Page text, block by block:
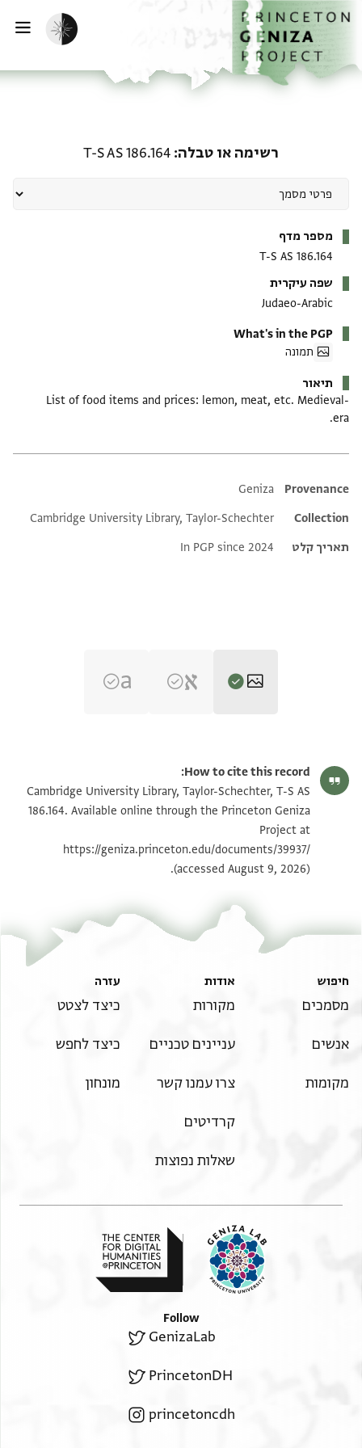
לתוכןהבית
הפעלת מצב כהה
רשימה או טבלה T-S AS 186.164
מספר מדף
T-S AS 186.164
שפה עיקרית
Judaeo-Arabic
What's in the PGP
תמונה
תיאור
List of food items and prices: lemon, meat, etc. Medieval-
era.
Additional metadata
Provenance
Geniza
Collection
Cambridge University Library, Taylor-Schechter
תאריך קלט
In PGP since 2024
T-S AS 186.164 1v הגדל וסובב
תנאי היתר שימוש בתצלום
How to cite this record:
Cambridge University Library, Taylor-Schechter, T-S AS
186.164. Available online through the Princeton Geniza
Project at
https://geniza.princeton.edu/documents/39937/
(accessed August 9, 2026).
חיפוש
מסמכים
אנשים
מקומות
אודות
מקורות
עניינים טכניים
צרו עמנו קשר
קרדיטים
שאלות נפוצות
עזרה
כיצד לצטט
כיצד לחפש
מונחון
Follow
GenizaLab
PrincetonDH
princetoncdh